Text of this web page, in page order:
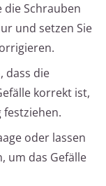
die Schrauben
und setzen Sie
dass die
korrekt ist,
festziehen.
oder lassen
um das Gefälle